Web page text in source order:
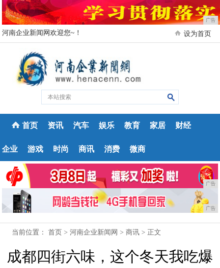
广告
河南企业新闻网欢迎您~！ 设为首页
首页 资讯 汽车 娱乐 教育 家居 财经
企业 游戏 时尚 商讯 消费 微商
广告
广告
当前位置：首页 >河南企业新闻网 >商讯 > 正文
成都四街六味，这个冬天我吃爆